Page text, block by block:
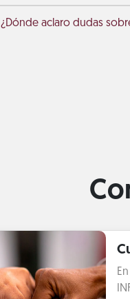
¿Dónde aclaro dudas